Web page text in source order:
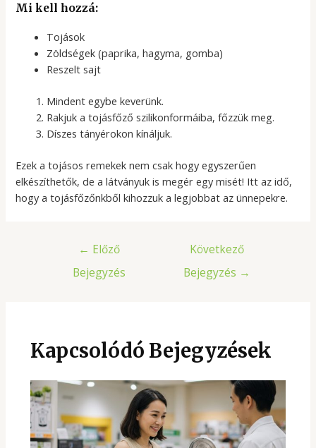
Mi kell hozzá:
Tojások
Zöldségek (paprika, hagyma, gomba)
Reszelt sajt
Mindent egybe keverünk.
Rakjuk a tojásfőző szilikonformáiba, főzzük meg.
Díszes tányérokon kínáljuk.
Ezek a tojásos remekek nem csak hogy egyszerűen
elkészíthetők, de a látványuk is megér egy misét! Itt az idő,
hogy a tojásfőzőnkből kihozzuk a legjobbat az ünnepekre.
← Előző
Bejegyzés
Következő
Bejegyzés →
Kapcsolódó Bejegyzések